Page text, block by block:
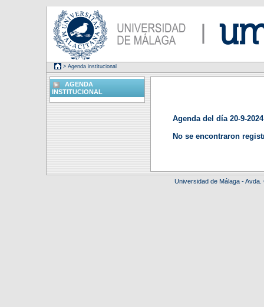
> Agenda institucional
Agenda del día 20-9-2024
No se encontraron
AGENDA
INSTITUCIONAL
Universidad de Málaga -